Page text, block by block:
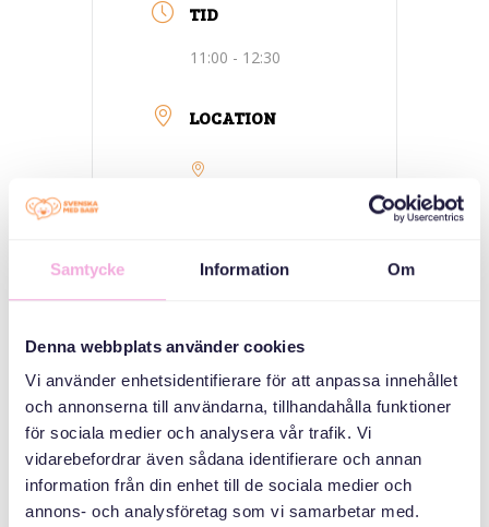
Samtycke Information Om
Denna webbplats använder cookies
Vi använder enhetsidentifierare för att anpassa innehållet
och annonserna till användarna, tillhandahålla funktioner
för sociala medier och analysera vår trafik. Vi
vidarebefordrar även sådana identifierare och annan
information från din enhet till de sociala medier och
annons- och analysföretag som vi samarbetar med.
TID
11:00 - 12:30
LOCATION
Library, Sankt
CATEGORIES
Parents' meetings
ORGANIZER